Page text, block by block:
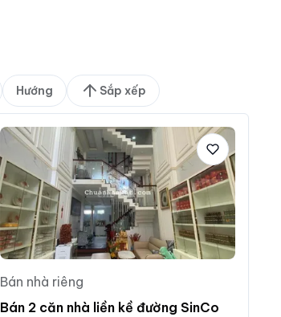
Hướng Sắp xếp
Bán nhà riêng
Bán 2 căn nhà liền kề đường SinCo